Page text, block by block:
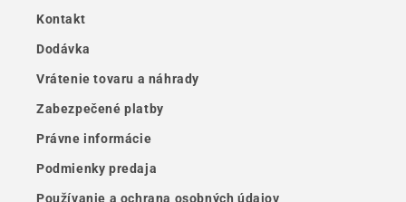
Kontakt
Dodávka
Vrátenie tovaru a náhrady
Zabezpečené platby
Právne informácie
Podmienky predaja
Používanie a ochrana osobných údajov